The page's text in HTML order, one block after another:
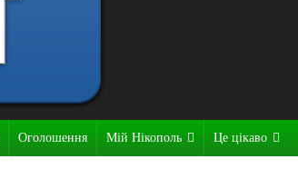
Оголошення Мій Нікополь Це цікаво